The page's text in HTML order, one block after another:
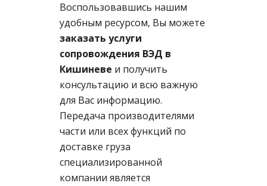
Воспользовавшись нашим
удобным ресурсом, Вы можете
заказать услуги
сопровождения ВЭД в
Кишиневе и получить
консультацию и всю важную
для Вас информацию.
Передача производителями
части или всех функций по
доставке груза
специализированной
компании является